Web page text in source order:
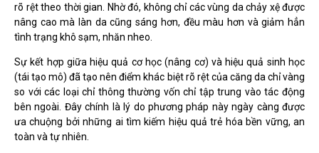
rõ rệt theo thời gian. Nhờ đó, không chỉ các vùng da chảy xệ được
nâng cao mà làn da cũng sáng hơn, đều màu hơn và giảm hẳn
tình trạng khô sạm, nhăn nheo.
Sự kết hợp giữa hiệu quả cơ học (nâng cơ) và hiệu quả sinh học
(tái tạo mô) đã tạo nên điểm khác biệt rõ rệt của căng da chỉ vàng
so với các loại chỉ thông thường vốn chỉ tập trung vào tác động
bên ngoài. Đây chính là lý do phương pháp này ngày càng được
ưa chuộng bởi những ai tìm kiếm hiệu quả trẻ hóa bền vững, an
toàn và tự nhiên.